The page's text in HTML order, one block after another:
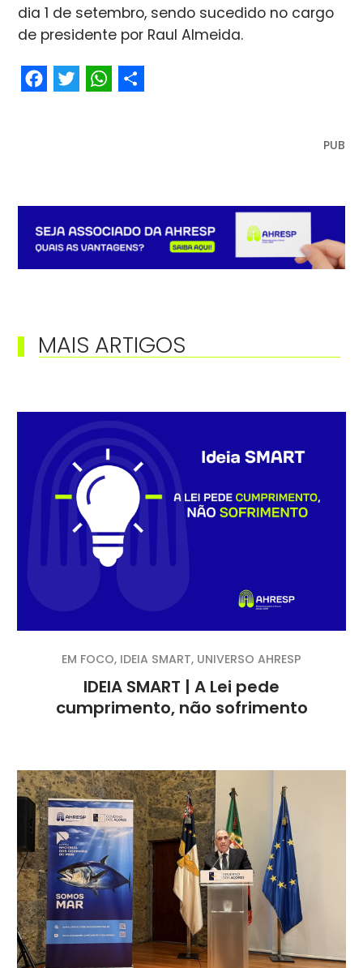
dia 1 de setembro, sendo sucedido no cargo
de presidente por Raul Almeida.
Facebook
TwitterWhatsApp
PUB
MAIS ARTIGOS
IDEIA SMART | A Lei pede
cumprimento, não sofrimento
EM FOCO, IDEIA SMART, UNIVERSO AHRESP